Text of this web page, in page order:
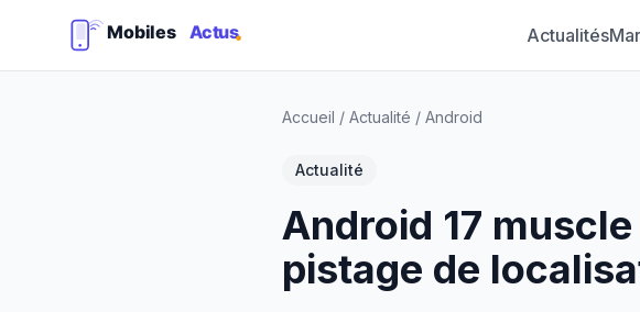
Actualités
Accueil / Actualité / Android
Actualité
Android 17
pistage de